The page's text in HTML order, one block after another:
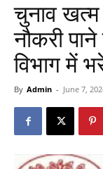
चुनाव खत्म
नौकरी
विभाग में
By Admin - June 7,